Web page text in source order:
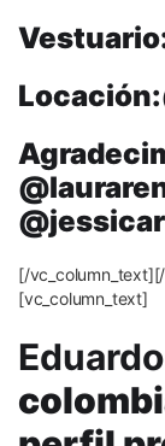
[/
[vc_column_text]